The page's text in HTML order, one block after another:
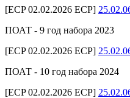
[ECP 02.02.2026 ECP]
ПОАТ - 9 год набора 2023
[ECP 02.02.2026 ECP]
ПОАТ - 10 год набора 2024
[ECP 02.02.2026 ECP]